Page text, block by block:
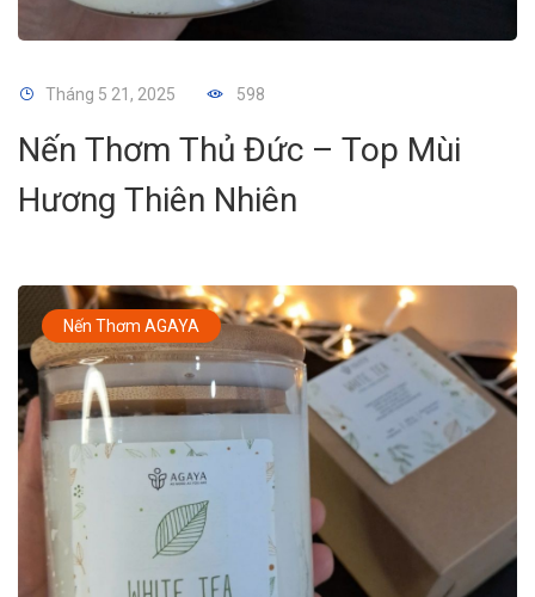
Tháng 5 21, 2025 598
Nến Thơm Thủ Đức – Top Mùi
Hương Thiên Nhiên
Nến Thơm AGAYA